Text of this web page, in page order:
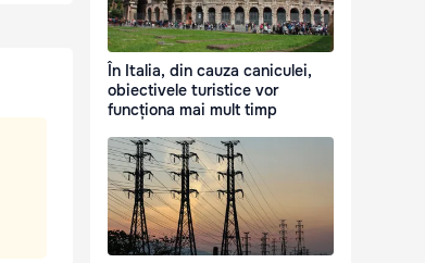
În Italia, din cauza caniculei,
obiectivele turistice vor
funcționa mai mult timp